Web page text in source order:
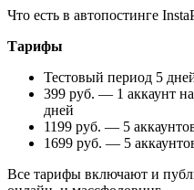
Что есть в автопостинге
Тарифы
Тестовый период 5
399 руб. — 1 аккаунт
дней
1199 руб. — 5
1699 руб. — 5
Все тарифы включают и